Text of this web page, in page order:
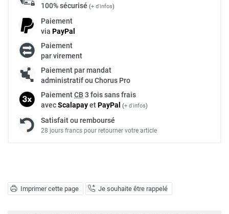
Imprimer cette page Je souhaite être rappelé
100% sécurisé (+ d'infos)
Paiement
via PayPal
Paiement
par virement
Paiement par mandat
administratif ou Chorus Pro
PaiementCB 3 fois sans frais
avecScalapayetPayPal (+ d'infos)
Satisfait ou remboursé
28 jours francs pour retourner votre article